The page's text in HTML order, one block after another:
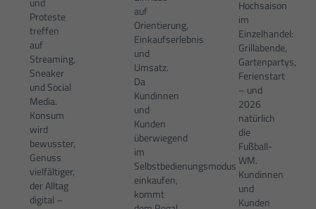
Proteste
treffen
auf
Streaming,
Sneaker
und Social
Media.
Konsum
wird
bewusster,
Genuss
vielfältiger,
der Alltag
digital –
auf
Orientierung,
Einkaufserlebnis
und
Umsatz.
Da
Kundinnen
und
Kunden
überwiegend
im
Selbstbedienungsmodus
einkaufen,
kommt
Hochsaison
im
Einzelhandel:
Grillabende,
Gartenpartys,
Ferienstart
– und
2026
natürlich
die
Fußball-
WM.
Kundinnen
und
Kunden